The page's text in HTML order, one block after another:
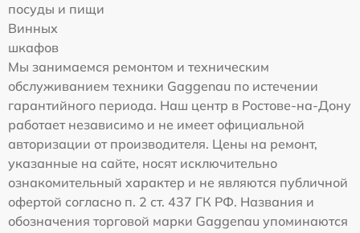
посуды и пищи
Винных
шкафов
Мы занимаемся ремонтом и техническим
обслуживанием техники Gaggenau по истечении
гарантийного периода. Наш центр в Ростове-на-Дону
работает независимо и не имеет официальной
авторизации от производителя. Цены на ремонт,
указанные на сайте, носят исключительно
ознакомительный характер и не являются публичной
офертой согласно п. 2 ст. 437 ГК РФ. Названия и
обозначения торговой марки Gaggenau упоминаются